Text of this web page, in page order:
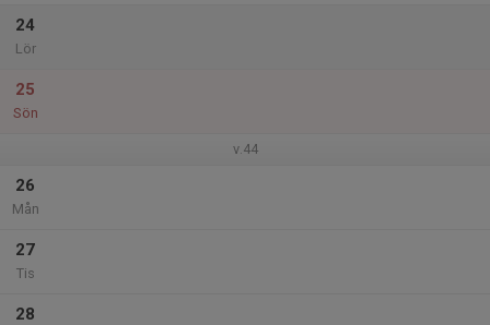
24
Lör
25
Sön
v.44
26
Mån
27
Tis
28